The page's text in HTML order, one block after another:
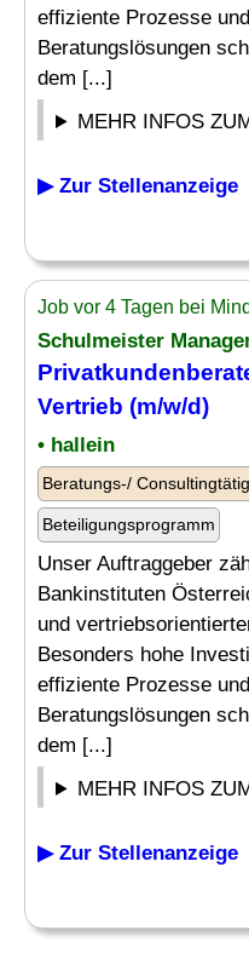
effiziente Prozesse
Beratungslösungen
dem [...]
MEHR INFOS
▶ Zur Stellenanzeige
Job vor 4 Tagen bei
Schulmeister
Vertrieb (m/w/d)
• hallein
Beratungs-/
Beteiligungsprogramm
Unser Auftraggeber
Bankinstituten
und
Besonders hohe
effiziente Prozesse
Beratungslösungen
dem [...]
MEHR INFOS
▶ Zur Stellenanzeige